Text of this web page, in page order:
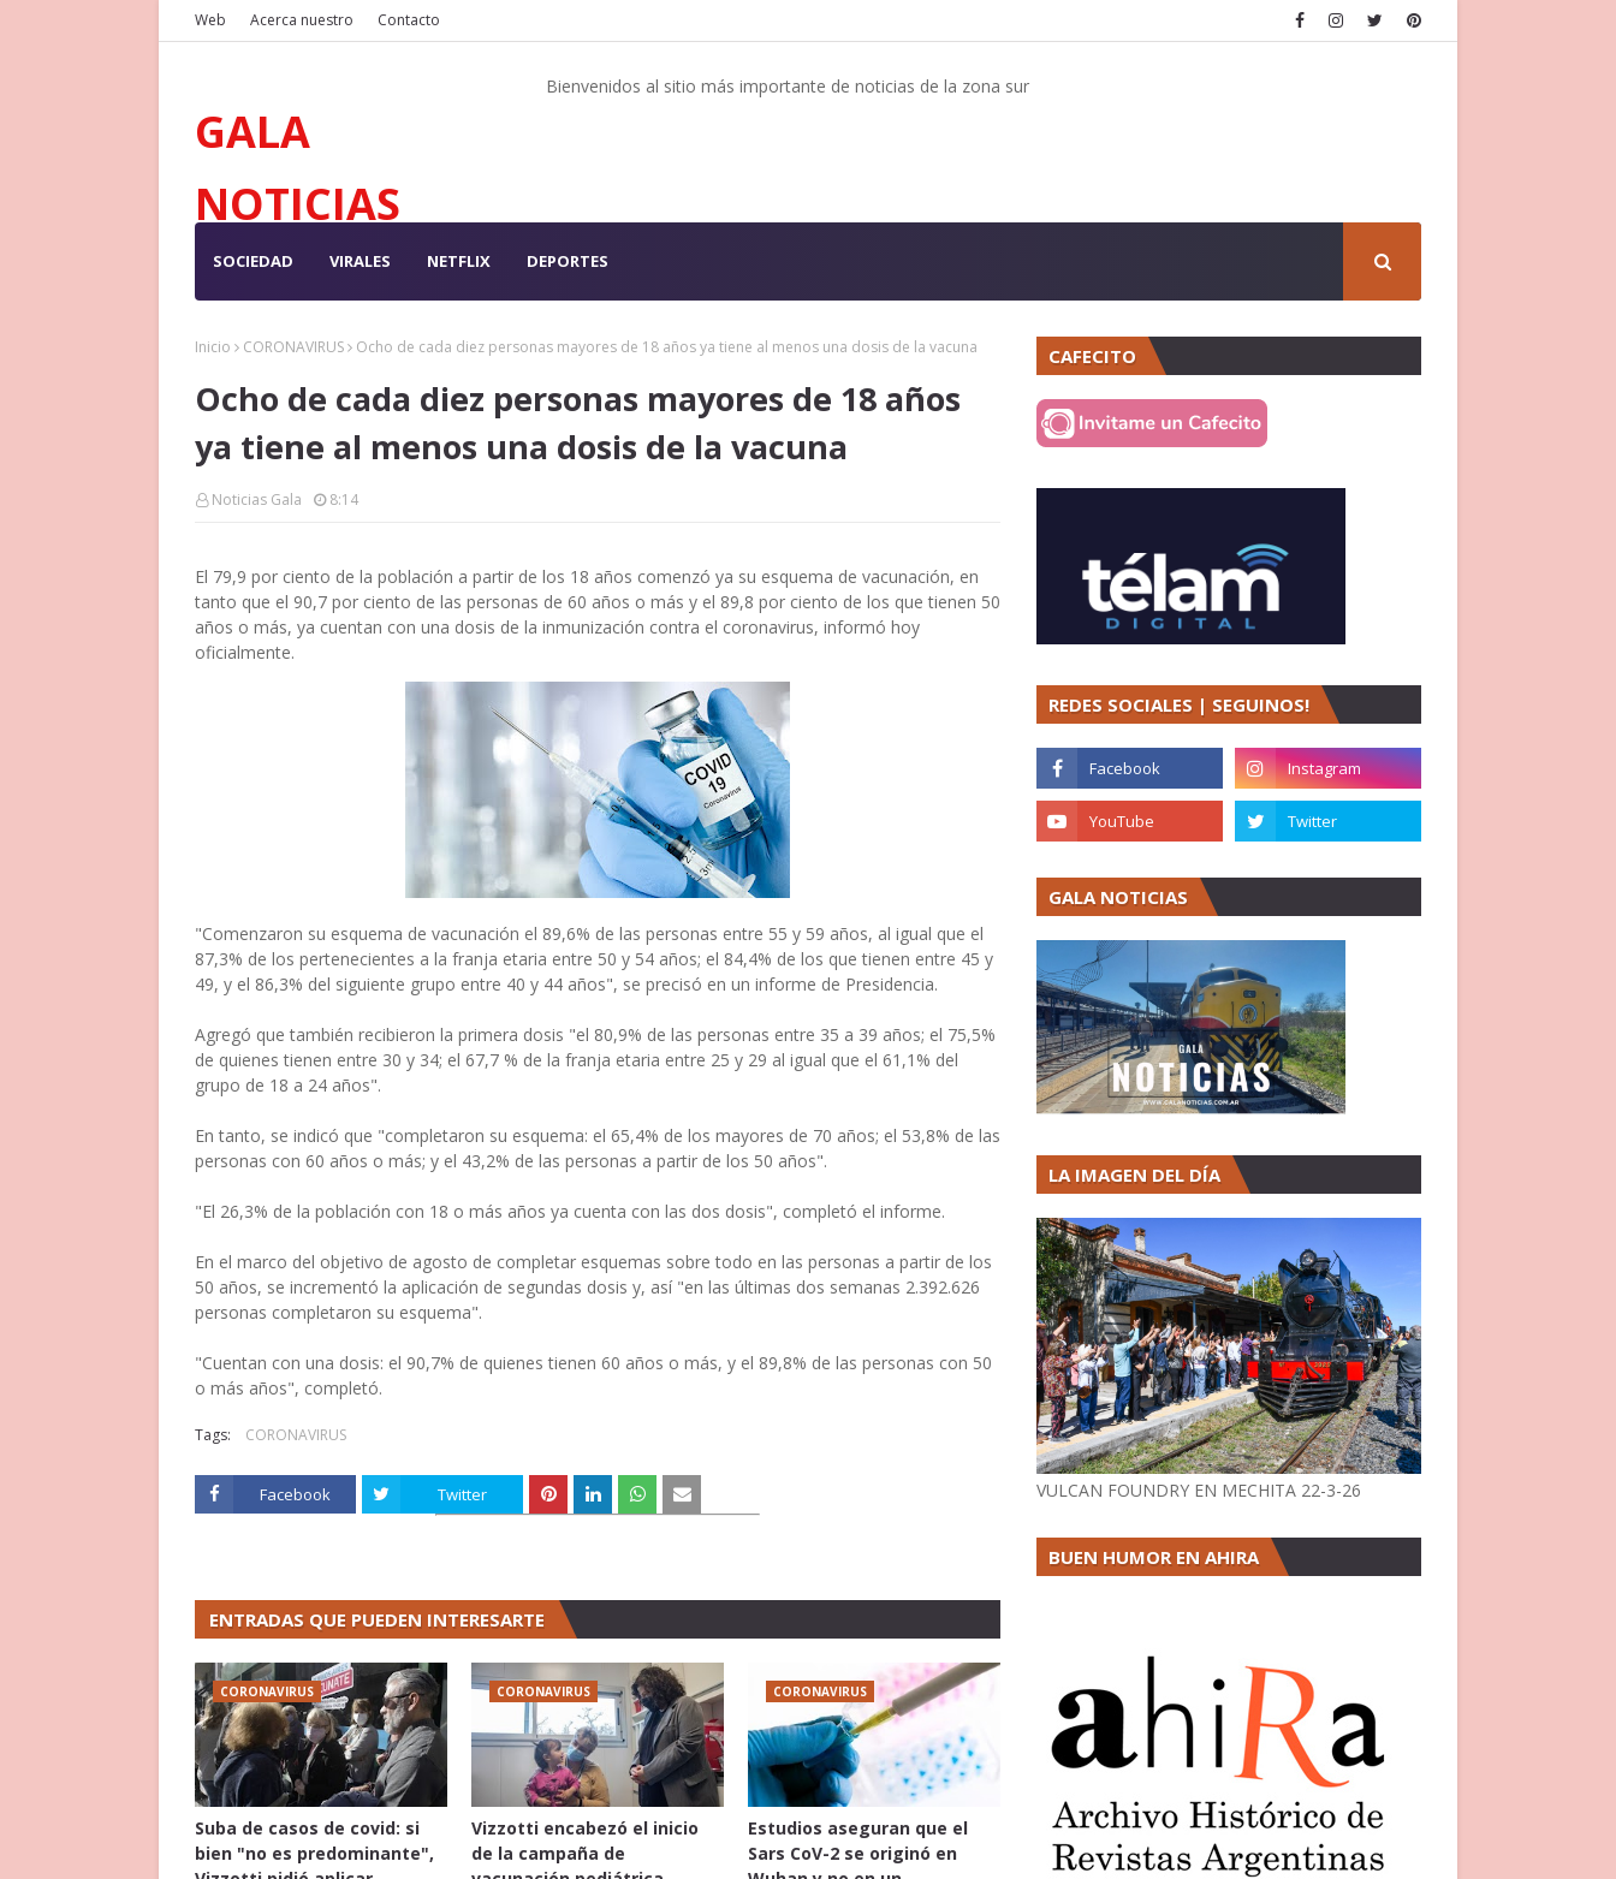
Web Acerca nuestro Contacto
GALA
NOTICIAS
Bienvenidos al sitio más importante de noticias de la zona sur
SOCIEDAD VIRALES NETFLIX DEPORTES
Inicio CORONAVIRUS Ocho de cada diez personas mayores de 18 años ya tiene al menos una dosis de la vacuna
Ocho de cada diez personas mayores de 18 años
ya tiene al menos una dosis de la vacuna
Noticias Gala 8:14
El 79,9 por ciento de la población a partir de los 18 años comenzó ya su esquema de vacunación, en
tanto que el 90,7 por ciento de las personas de 60 años o más y el 89,8 por ciento de los que tienen 50
años o más, ya cuentan con una dosis de la inmunización contra el coronavirus, informó hoy
oficialmente.
"Comenzaron su esquema de vacunación el 89,6% de las personas entre 55 y 59 años, al igual que el
87,3% de los pertenecientes a la franja etaria entre 50 y 54 años; el 84,4% de los que tienen entre 45 y
49, y el 86,3% del siguiente grupo entre 40 y 44 años", se precisó en un informe de Presidencia.
Agregó que también recibieron la primera dosis "el 80,9% de las personas entre 35 a 39 años; el 75,5%
de quienes tienen entre 30 y 34; el 67,7 % de la franja etaria entre 25 y 29 al igual que el 61,1% del
grupo de 18 a 24 años".
En tanto, se indicó que "completaron su esquema: el 65,4% de los mayores de 70 años; el 53,8% de las
personas con 60 años o más; y el 43,2% de las personas a partir de los 50 años".
"El 26,3% de la población con 18 o más años ya cuenta con las dos dosis", completó el informe.
En el marco del objetivo de agosto de completar esquemas sobre todo en las personas a partir de los
50 años, se incrementó la aplicación de segundas dosis y, así "en las últimas dos semanas 2.392.626
personas completaron su esquema".
"Cuentan con una dosis: el 90,7% de quienes tienen 60 años o más, y el 89,8% de las personas con 50
o más años", completó.
Tags: CORONAVIRUS
Facebook Twitter
ENTRADAS QUE PUEDEN INTERESARTE
CORONAVIRUS
Suba de casos de covid: si
bien "no es predominante",
CORONAVIRUS
Vizzotti encabezó el inicio
de la campaña de
CORONAVIRUS
Estudios aseguran que el
Sars CoV-2 se originó en
CAFECITO
REDES SOCIALES | SEGUINOS!
GALA NOTICIAS
LA IMAGEN DEL DÍA
VULCAN FOUNDRY EN MECHITA 22-3-26
BUEN HUMOR EN AHIRA